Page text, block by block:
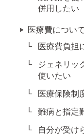
併用したい
医療費につい
医療費負担
ジェネリッ
使いたい
医療保険制
難病と指定
自分が受け